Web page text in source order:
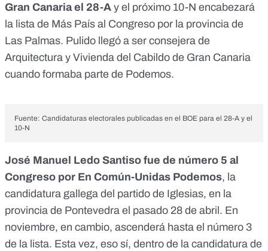
Gran Canaria el 28-A y el próximo 10-N encabezará
la lista de Más País al Congreso por la provincia de
Las Palmas. Pulido llegó a ser consejera de
Arquitectura y Vivienda del Cabildo de Gran Canaria
cuando formaba parte de Podemos.
Fuente: Candidaturas electorales publicadas en el BOE para el 28-A y el
10-N
José Manuel Ledo Santiso fue de número 5 al
Congreso por En Común-Unidas Podemos, la
candidatura gallega del partido de Iglesias, en la
provincia de Pontevedra el pasado 28 de abril. En
noviembre, en cambio, ascenderá hasta el número 3
de la lista. Esta vez, eso sí, dentro de la candidatura de